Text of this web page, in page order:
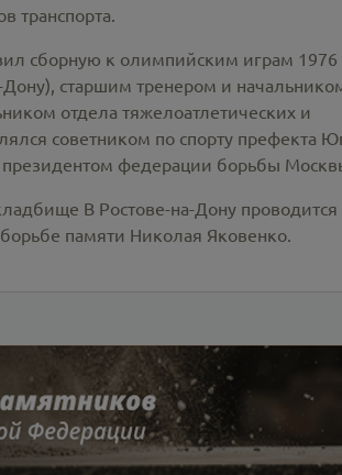
транспорта.
сборную к олимпийским играм 1976
старшим тренером и
отдела тяжелоатлетических и
советником по спорту префекта
президентом федерации борьбы
В Ростове-на-Дону проводится
памяти Николая Яковенко.